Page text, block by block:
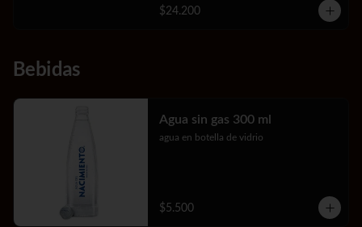
$24.200
Bebidas
Agua sin gas 300 ml
agua en botella de vidrio
$5.500